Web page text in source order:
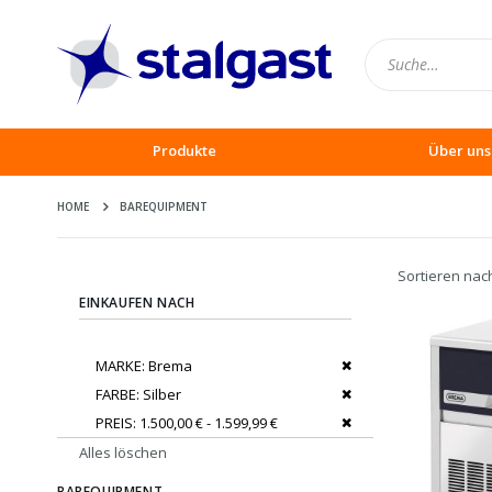
Produkte Über uns
HOME BAREQUIPMENT
Sortieren
EINKAUFEN NACH
MARKE Brema
Dies entfernen
FARBE Silber
Dies entfernen
PREIS 1.500,00 € - 1.599,99 €
Dies entfernen
Alles löschen